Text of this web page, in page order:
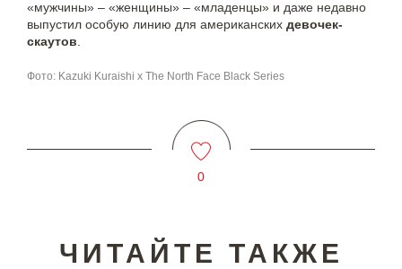
«мужчины» – «женщины» – «младенцы» и даже недавно
выпустил особую линию для американских девочек-
скаутов
Фото: Kazuki Kuraishi x The North Face Black Series
0
ЧИТАЙТЕ ТАКЖЕ